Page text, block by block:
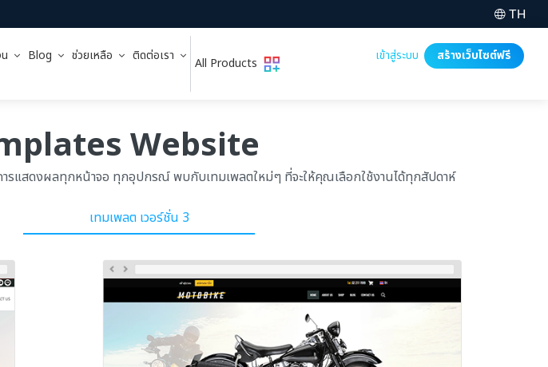
TH
Blog ช่วยเหลือ ติดต่อเรา All Products เข้าสู่ระบบ สร้างเว็บไซต์ฟรี
Website
รแสดงผลทุกหน้าจอ ทุกอุปกรณ์ พบกับเทมเพลตใหม่ๆ ที่จะให้คุณเลือกใช้งานได้ทุกสัปดาห์
เทมเพลต เวอร์ชั่น 3